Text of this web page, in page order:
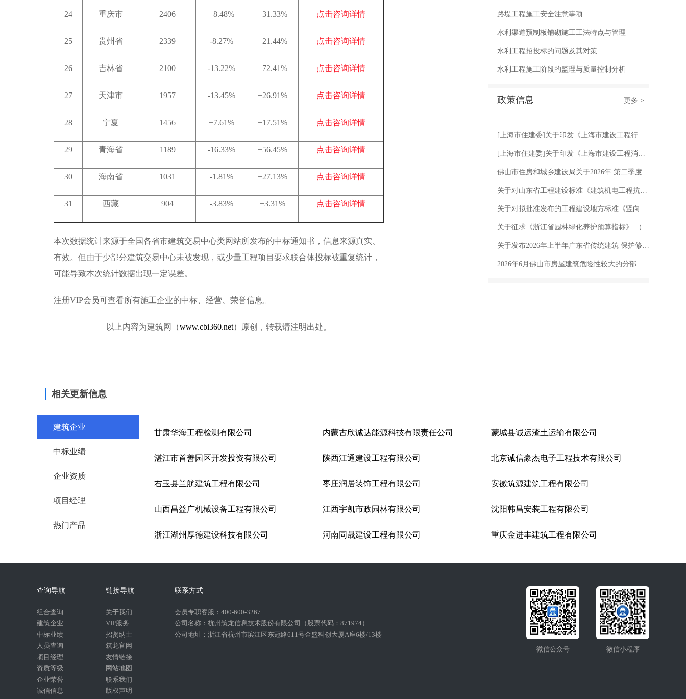
24 重庆市 2406 +8.48% +31.33% 点击咨询详情
25 贵州省 2339 -8.27% +21.44% 点击咨询详情
26 吉林省 2100 -13.22% +72.41% 点击咨询详情
27 天津市 1957 -13.45% +26.91% 点击咨询详情
28 宁夏 1456 +7.61% +17.51% 点击咨询详情
29 青海省 1189 -16.33% +56.45% 点击咨询详情
30 海南省 1031 -1.81% +27.13% 点击咨询详情
31 西藏 904 -3.83% +3.31% 点击咨询详情
本次数据统计来源于全国各省市建筑交易中心类网站所发布的中标通知书，信息来源真实、
有效。但由于少部分建筑交易中心未被发现，或少量工程项目要求联合体投标被重复统计，
可能导致本次统计数据出现一定误差。
注册VIP会员可查看所有施工企业的中标、经营、荣誉信息。
以上内容为建筑网（www.cbi360.net）原创，转载请注明出处。
路堤工程施工安全注意事项
水利渠道预制板铺砌施工工法特点与管理
水利工程招投标的问题及其对策
水利工程施工阶段的监理与质量控制分析
政策信息 更多 >
[上海市住建委]关于印发《上海市建设工程行政处罚裁量基准（2026年版）》的通知 沪建规范〔2026〕6号
[上海市住建委]关于印发《上海市建设工程消防设计审查验收技术服务管理办法》的通知 沪建规范〔2026〕5号
佛山市住房和城乡建设局关于2026年 第二季度房屋建筑工程施工安全 检查情况的通报
关于对山东省工程建设标准《建筑机电工程抗震技术规程》征求意见的函
关于对拟批准发布的工程建设地方标准《竖向分布钢筋不连接装配整体式混凝土剪力墙结构技术规程》进行公示的通知
关于征求《浙江省园林绿化养护预算指标》 （2025版）项目划分意见的通知
关于发布2026年上半年广东省传统建筑 保护修复工程人工价格指数的通知
2026年6月佛山市房屋建筑危险性较大的分部分项工程统计小结
相关更新信息
建筑企业
中标业绩
企业资质
项目经理
热门产品
甘肃华海工程检测有限公司 内蒙古欣诚达能源科技有限责任公司 蒙城县诚运渣土运输有限公司
湛江市首善园区开发投资有限公司 陕西江通建设工程有限公司 北京诚信豪杰电子工程技术有限公司
右玉县兰航建筑工程有限公司 枣庄润居装饰工程有限公司 安徽筑源建筑工程有限公司
山西昌益广机械设备工程有限公司 江西宇凯市政园林有限公司 沈阳韩昌安装工程有限公司
浙江湖州厚德建设科技有限公司 河南同晟建设工程有限公司 重庆金进丰建筑工程有限公司
查询导航
组合查询
建筑企业
中标业绩
人员查询
项目经理
资质等级
企业荣誉
诚信信息
链接导航
关于我们
VIP服务
招贤纳士
筑龙官网
友情链接
网站地图
联系我们
版权声明
联系方式
会员专职客服：400-600-3267
公司名称：杭州筑龙信息技术股份有限公司（股票代码：871974）
公司地址：浙江省杭州市滨江区东冠路611号金盛科创大厦A座6楼/13楼
微信公众号
微信小程序